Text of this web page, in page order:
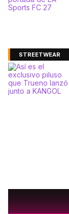
STREETWEAR